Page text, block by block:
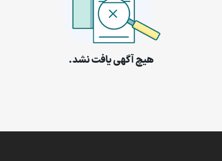
هیچ آگهی یافت نشد.